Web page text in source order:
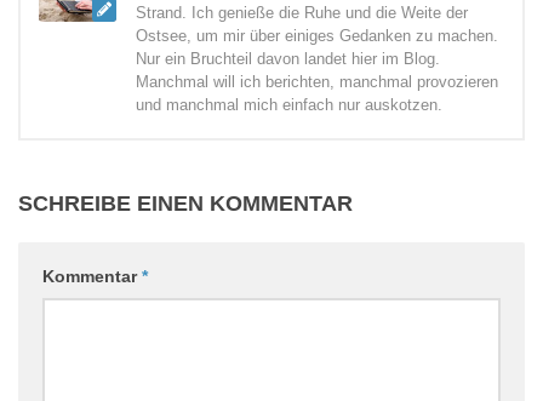
Strand. Ich genieße die Ruhe und die Weite der
Ostsee, um mir über einiges Gedanken zu machen.
Nur ein Bruchteil davon landet hier im Blog.
Manchmal will ich berichten, manchmal provozieren
und manchmal mich einfach nur auskotzen.
SCHREIBE EINEN KOMMENTAR
Kommentar*